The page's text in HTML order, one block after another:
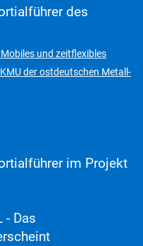
des
und zeitflexibles
der ostdeutschen Metall-
im Projekt
- Das